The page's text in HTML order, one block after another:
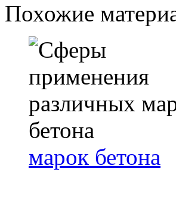
Похожие
марок бетона